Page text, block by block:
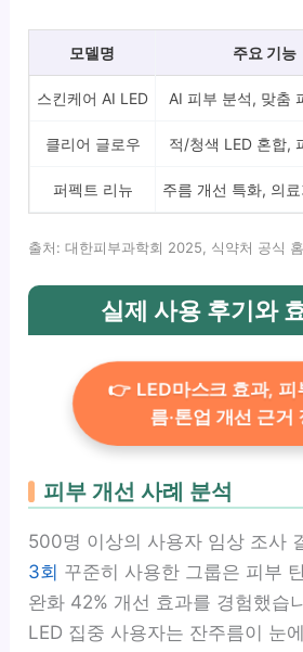
모델명 주요 기능
스킨케어 AI LED AI 피부 분석, 맞춤
클리어 글로우 적/청색 LED 혼합,
퍼펙트 리뉴 주름 개선 특화, 의
출처: 대한피부과학회 2025, 식약처 공식
실제 사용 후기와
👉 LED마스크 효과, 피
름·톤업 개선 근거
피부 개선 사례 분석
500명 이상의 사용자 임상 조사
3회 꾸준히 사용한 그룹은 피부
완화 42% 개선 효과를 경험했습
LED 집중 사용자는 잔주름이 눈